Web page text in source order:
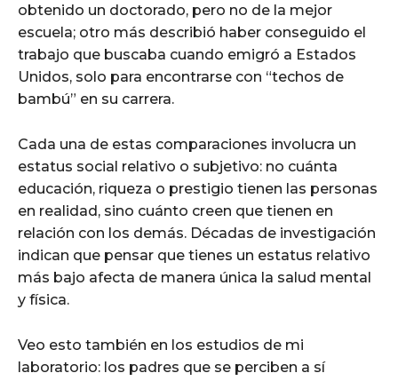
obtenido un doctorado, pero no de la mejor
escuela; otro más describió haber conseguido el
trabajo que buscaba cuando emigró a Estados
Unidos, solo para encontrarse con “techos de
bambú” en su carrera.
Cada una de estas comparaciones involucra un
estatus social relativo o subjetivo: no cuánta
educación, riqueza o prestigio tienen las personas
en realidad, sino cuánto creen que tienen en
relación con los demás. Décadas de investigación
indican que pensar que tienes un estatus relativo
más bajo afecta de manera única la salud mental
y física.
Veo esto también en los estudios de mi
laboratorio: los padres que se perciben a sí